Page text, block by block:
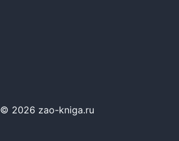
© 2026 zao-kniga.ru